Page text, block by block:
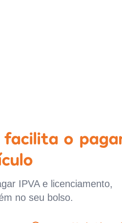
o
IPVA e licenciamento,
no seu bolso.